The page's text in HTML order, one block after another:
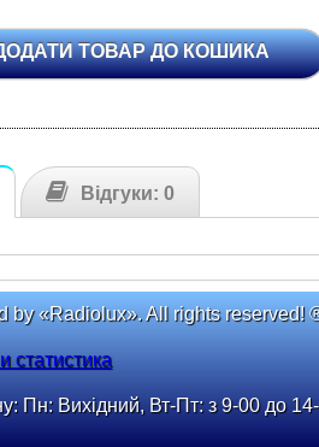
ТОВАР ДО КОШИКА
Відгуки: 0
by «Radiolux». All rights reserved!
Пн: Вихідний, Вт-Пт: з 9-00 до